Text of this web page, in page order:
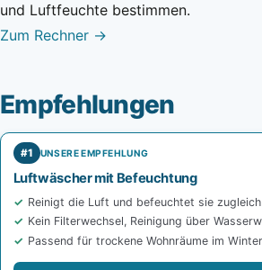
und Luftfeuchte bestimmen.
Zum Rechner →
Empfehlungen
#1 UNSERE EMPFEHLUNG
Luftwäscher mit Befeuchtung
Reinigt die Luft und befeuchtet sie zugleich
Kein Filterwechsel, Reinigung über
Passend für trockene Wohnräume im Winter